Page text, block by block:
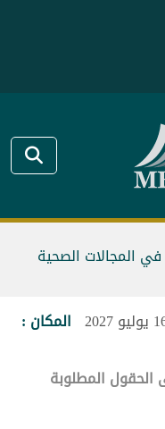
المجالات الصحية
المكان :
الحقول المطلوبة